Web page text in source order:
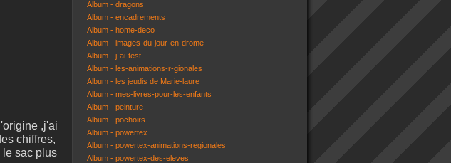
,j'ai
chiffres,
le sac plus
Album - dragons
Album - encadrements
Album - home-deco
Album - images-du-jour-en-drome
Album - j-ai-test----
Album - les-animations-r-gionales
Album - les jeudis de Marie-laure
Album - mes-livres-pour-les-enfants
Album - peinture
Album - pochoirs
Album - powertex
Album - powertex-animations-regionales
Album - powertex-des-eleves